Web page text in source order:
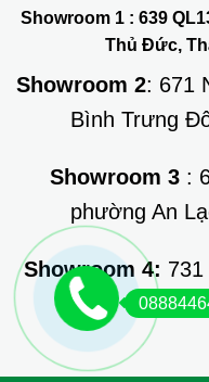
Showroom 1: 639
Thủ Đức,
Showroom 2: 671
Bình Trưng
Showroom 3:
phường An
Showroom 4:
Long,